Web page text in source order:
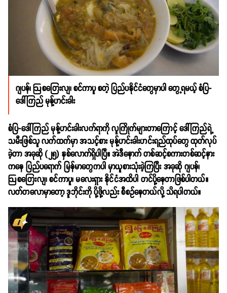
ဂျပန်၊ ဩစတြေးလျ၊ စင်ကာပူ စတဲ့ ပြည်ပနိုင်ငံတွေမှာပါ တွေ့ရမယ့် စံပြ-
ဒေါ်ကြည် မုန့်ဟင်းခါး
စံပြ-ဒေါ်ကြည် မုန့်ဟင်းခါးလက်ရာကို လူကြိုက်များတာကြောင့် ဒေါ်ကြည်ရဲ့
သမီးဖြစ်သူ လက်ထက်မှာ အသင့်စား မုန့်ဟင်းခါးဟင်းရည်ထုပ်တွေ ထုတ်လုပ်
ခဲ့တာ အခုဆို (၂၅) နှစ်လောက်ရှိပါပြီ။ အဲဒီနောက် တစ်ဆင့်စကားတစ်ဆင့်နား
ကနေ ပြည်ပရောက် မြန်မာတွေကပါ မှာယူစားသုံးခဲ့ကြပြီး အခုဆို ဂျပန်၊
ဩစတြေးလျ၊ စင်ကာပူ၊ မလေးရှား နိုင်ငံအထိပါ တင်ပို့နေတာဖြစ်ပါတယ်။
လတ်တလောမှာတော့ ဒူဘိုင်းကို ပို့ဖို့လည်း စီစဥ်နေတယ်လို့ သိရပါတယ်။